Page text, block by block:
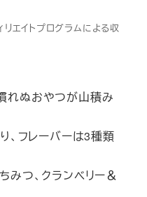
エイトプログラムによる収
れぬおやつが山積み
、フレーバーは3種類
みつ、クランベリー＆